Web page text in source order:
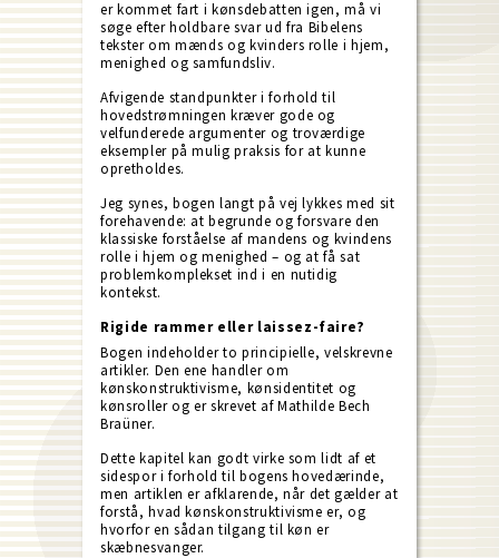
er kommet fart i kønsdebatten igen, må vi
søge efter holdbare svar ud fra Bibelens
tekster om mænds og kvinders rolle i hjem,
menighed og samfundsliv.
Afvigende standpunkter i forhold til
hovedstrømningen kræver gode og
velfunderede argumenter og troværdige
eksempler på mulig praksis for at kunne
opretholdes.
Jeg synes, bogen langt på vej lykkes med sit
forehavende: at begrunde og forsvare den
klassiske forståelse af mandens og kvindens
rolle i hjem og menighed – og at få sat
problemkomplekset ind i en nutidig
kontekst.
Rigide rammer eller laissez-faire?
Bogen indeholder to principielle, velskrevne
artikler. Den ene handler om
kønskonstruktivisme, kønsidentitet og
kønsroller og er skrevet af Mathilde Bech
Braüner.
Dette kapitel kan godt virke som lidt af et
sidespor i forhold til bogens hovedærinde,
men artiklen er afklarende, når det gælder at
forstå, hvad kønskonstruktivisme er, og
hvorfor en sådan tilgang til køn er
skæbnesvanger.